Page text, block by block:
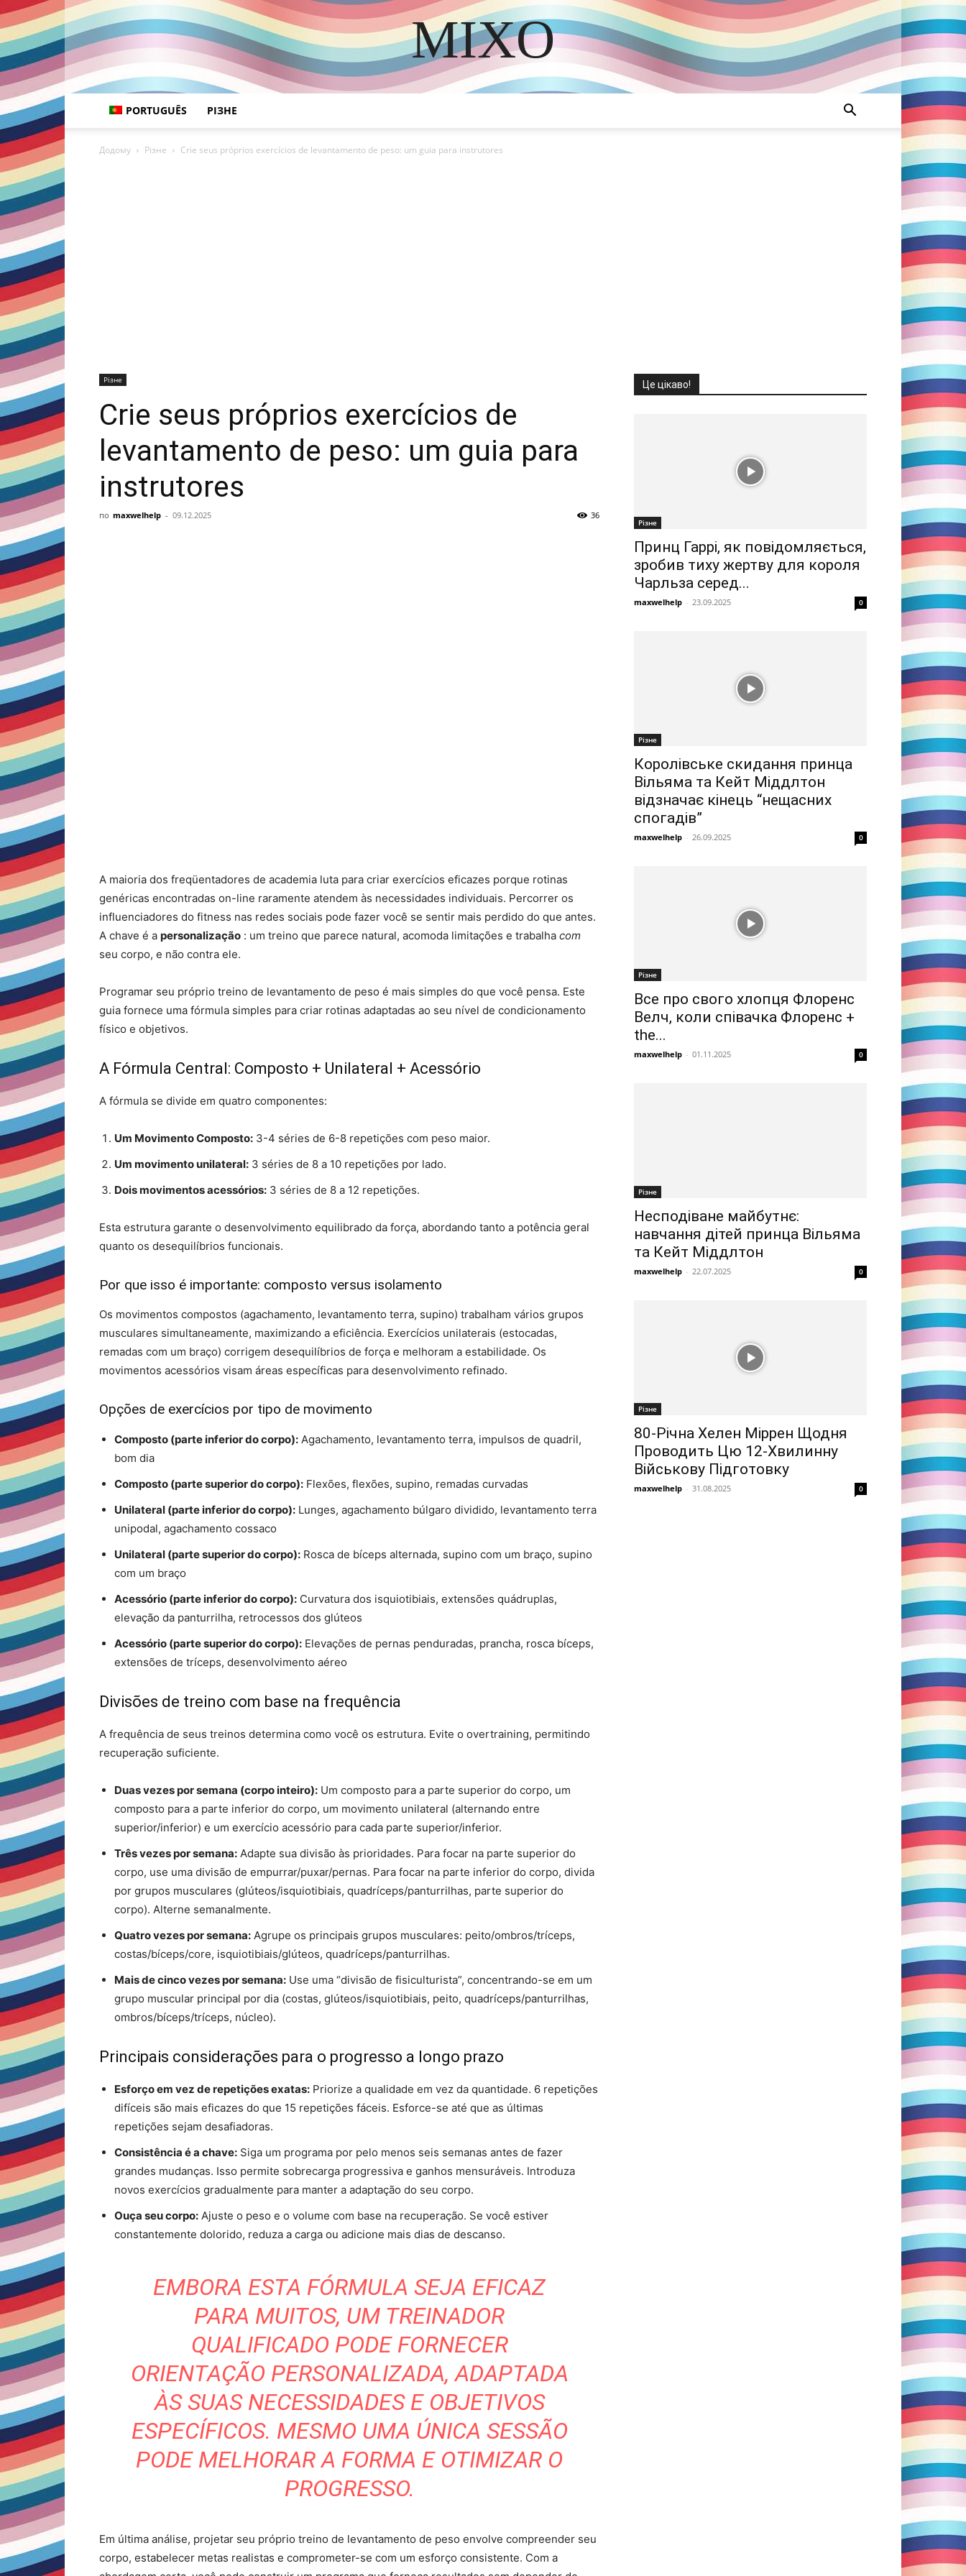
MIXO
DISCOVER THE ART OF PUBLISHING
PORTUGUÊS РІЗНЕ
Додому Різне Crie seus próprios exercícios de levantamento de peso: um guia para instrutores
Різне
Crie seus próprios exercícios de
levantamento de peso: um guia para
instrutores
по maxwelhelp - 09.12.2025 36
A maioria dos freqüentadores de academia luta para criar exercícios eficazes porque rotinas
genéricas encontradas on-line raramente atendem às necessidades individuais. Percorrer os
influenciadores do fitness nas redes sociais pode fazer você se sentir mais perdido do que antes.
A chave é a personalização : um treino que parece natural, acomoda limitações e trabalha com
seu corpo, e não contra ele.
Programar seu próprio treino de levantamento de peso é mais simples do que você pensa. Este
guia fornece uma fórmula simples para criar rotinas adaptadas ao seu nível de condicionamento
físico e objetivos.
A Fórmula Central: Composto + Unilateral + Acessório
A fórmula se divide em quatro componentes:
Um Movimento Composto: 3-4 séries de 6-8 repetições com peso maior.
Um movimento unilateral: 3 séries de 8 a 10 repetições por lado.
Dois movimentos acessórios: 3 séries de 8 a 12 repetições.
Esta estrutura garante o desenvolvimento equilibrado da força, abordando tanto a potência geral
quanto os desequilíbrios funcionais.
Por que isso é importante: composto versus isolamento
Os movimentos compostos (agachamento, levantamento terra, supino) trabalham vários grupos
musculares simultaneamente, maximizando a eficiência. Exercícios unilaterais (estocadas,
remadas com um braço) corrigem desequilíbrios de força e melhoram a estabilidade. Os
movimentos acessórios visam áreas específicas para desenvolvimento refinado.
Opções de exercícios por tipo de movimento
Composto (parte inferior do corpo): Agachamento, levantamento terra, impulsos de quadril,
bom dia
Composto (parte superior do corpo): Flexões, flexões, supino, remadas curvadas
Unilateral (parte inferior do corpo): Lunges, agachamento búlgaro dividido, levantamento terra
unipodal, agachamento cossaco
Unilateral (parte superior do corpo): Rosca de bíceps alternada, supino com um braço, supino
com um braço
Acessório (parte inferior do corpo): Curvatura dos isquiotibiais, extensões quádruplas,
elevação da panturrilha, retrocessos dos glúteos
Acessório (parte superior do corpo): Elevações de pernas penduradas, prancha, rosca bíceps,
extensões de tríceps, desenvolvimento aéreo
Divisões de treino com base na frequência
A frequência de seus treinos determina como você os estrutura. Evite o overtraining, permitindo
recuperação suficiente.
Duas vezes por semana (corpo inteiro): Um composto para a parte superior do corpo, um
composto para a parte inferior do corpo, um movimento unilateral (alternando entre
superior/inferior) e um exercício acessório para cada parte superior/inferior.
Três vezes por semana: Adapte sua divisão às prioridades. Para focar na parte superior do
corpo, use uma divisão de empurrar/puxar/pernas. Para focar na parte inferior do corpo, divida
por grupos musculares (glúteos/isquiotibiais, quadríceps/panturrilhas, parte superior do
corpo). Alterne semanalmente.
Quatro vezes por semana: Agrupe os principais grupos musculares: peito/ombros/tríceps,
costas/bíceps/core, isquiotibiais/glúteos, quadríceps/panturrilhas.
Mais de cinco vezes por semana: Use uma “divisão de fisiculturista”, concentrando-se em um
grupo muscular principal por dia (costas, glúteos/isquiotibiais, peito, quadríceps/panturrilhas,
ombros/bíceps/tríceps, núcleo).
Principais considerações para o progresso a longo prazo
Esforço em vez de repetições exatas: Priorize a qualidade em vez da quantidade. 6 repetições
difíceis são mais eficazes do que 15 repetições fáceis. Esforce-se até que as últimas
repetições sejam desafiadoras.
Consistência é a chave: Siga um programa por pelo menos seis semanas antes de fazer
grandes mudanças. Isso permite sobrecarga progressiva e ganhos mensuráveis. Introduza
novos exercícios gradualmente para manter a adaptação do seu corpo.
Ouça seu corpo: Ajuste o peso e o volume com base na recuperação. Se você estiver
constantemente dolorido, reduza a carga ou adicione mais dias de descanso.
EMBORA ESTA FÓRMULA SEJA EFICAZ
PARA MUITOS, UM TREINADOR
QUALIFICADO PODE FORNECER
ORIENTAÇÃO PERSONALIZADA, ADAPTADA
ÀS SUAS NECESSIDADES E OBJETIVOS
ESPECÍFICOS. MESMO UMA ÚNICA SESSÃO
PODE MELHORAR A FORMA E OTIMIZAR O
PROGRESSO.
Em última análise, projetar seu próprio treino de levantamento de peso envolve compreender seu
corpo, estabelecer metas realistas e comprometer-se com um esforço consistente. Com a
Це цікаво!
Різне
Принц Гаррі, як повідомляється,
зробив тиху жертву для короля
Чарльза серед...
maxwelhelp - 23.09.2025 0
Різне
Королівське скидання принца
Вільяма та Кейт Міддлтон
відзначає кінець “нещасних
спогадів”
maxwelhelp - 26.09.2025 0
Різне
Все про свого хлопця Флоренс
Велч, коли співачка Флоренс +
the...
maxwelhelp - 01.11.2025 0
Різне
Несподіване майбутнє:
навчання дітей принца Вільяма
та Кейт Міддлтон
maxwelhelp - 22.07.2025 0
Різне
80-Річна Хелен Міррен Щодня
Проводить Цю 12-Хвилинну
Військову Підготовку
maxwelhelp - 31.08.2025 0